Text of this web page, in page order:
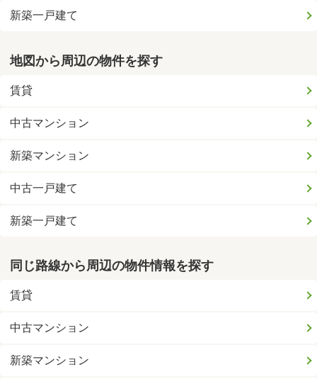
新築一戸建て
地図から周辺の物件を探す
賃貸
中古マンション
新築マンション
中古一戸建て
新築一戸建て
同じ路線から周辺の物件情報を探す
賃貸
中古マンション
新築マンション